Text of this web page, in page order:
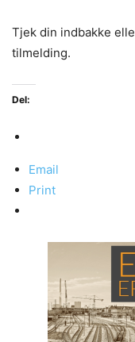
Tjek din indbakke
tilmelding.
Del:
Email
Print